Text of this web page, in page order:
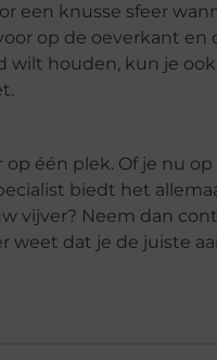
een knusse sfeer
op de oeverkant en
wilt houden, kun je
één plek. Of je nu
biedt het
vijver? Neem dan
weet dat je de juiste